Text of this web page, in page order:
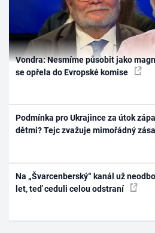
Vondra: Nesmíme působit jako
se opřela do Evropské komise
Podmínka pro Ukrajince za útok
dětmi? Tejc zvažuje mimořádný
Na „Švarcenberský“ kanál už
let, teď ceduli celou odstraní